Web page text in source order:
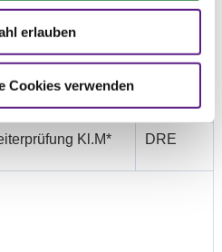
erlauben
Cookies verwenden
Kl.M* DRE